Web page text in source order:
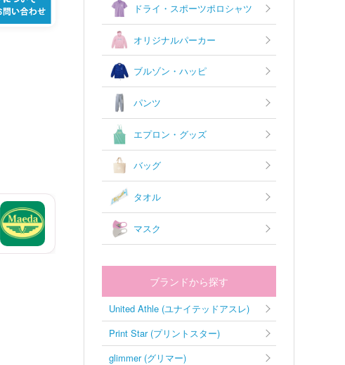
ドライ・スポーツポロシャツ
オリジナルパーカー
ブルゾン・ハッピ
パンツ
エプロン・グッズ
バッグ
タオル
マスク
ブランドから探す
United Athle (ユナイテッドアスレ)
Print Star (プリントスター)
glimmer (グリマー)